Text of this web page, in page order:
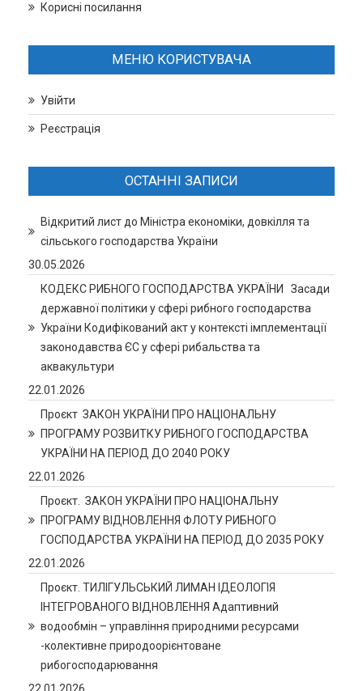
Корисні посилання
МЕНЮ КОРИСТУВАЧА
Увійти
Реєстрація
ОСТАННІ ЗАПИСИ
Відкритий лист до Міністра економіки, довкілля та
сільського господарства України
30.05.2026
КОДЕКС РИБНОГО ГОСПОДАРСТВА УКРАЇНИ Засади
державної політики у сфері рибного господарства
України Кодифікований акт у контексті імплементації
законодавства ЄС у сфері рибальства та
аквакультури
22.01.2026
Проєкт ЗАКОН УКРАЇНИ ПРО НАЦІОНАЛЬНУ
ПРОГРАМУ РОЗВИТКУ РИБНОГО ГОСПОДАРСТВА
УКРАЇНИ НА ПЕРІОД ДО 2040 РОКУ
22.01.2026
Проєкт. ЗАКОН УКРАЇНИ ПРО НАЦІОНАЛЬНУ
ПРОГРАМУ ВІДНОВЛЕННЯ ФЛОТУ РИБНОГО
ГОСПОДАРСТВА УКРАЇНИ НА ПЕРІОД ДО 2035 РОКУ
22.01.2026
Проєкт. ТИЛІГУЛЬСЬКИЙ ЛИМАН ІДЕОЛОГІЯ
ІНТЕГРОВАНОГО ВІДНОВЛЕННЯ Адаптивний
водообмін – управління природними ресурсами
-колективне природоорієнтоване
рибогосподарювання